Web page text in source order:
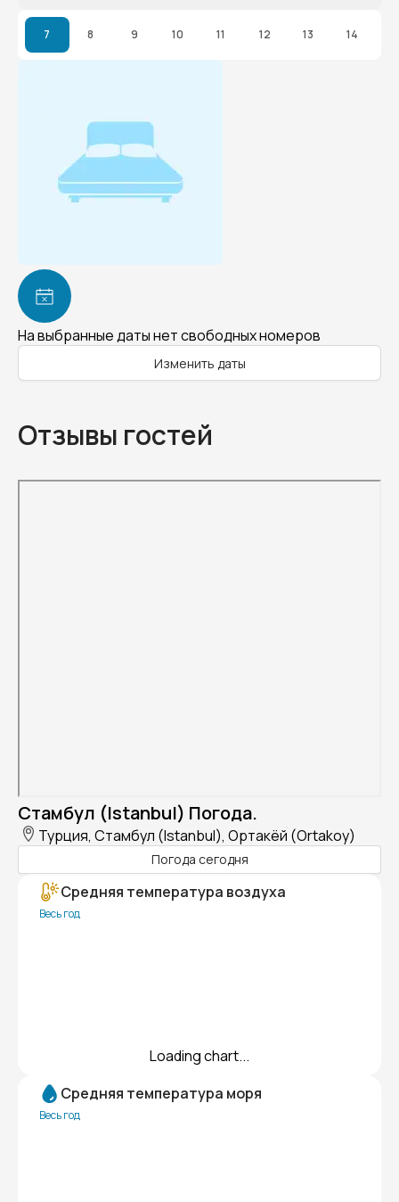
7 8 9 10 11 12 13 14
На выбранные даты нет свободных номеров
Изменить даты
Отзывы гостей
Стамбул (Istanbul) Погода.
Турция, Стамбул (Istanbul), Ортакёй (Ortakoy)
Погода сегодня
Средняя температура воздуха
Весь год
Loading chart...
Средняя температура моря
Весь год